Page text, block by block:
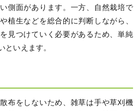
側面があります。一方、自然栽培で
植生などを総合的に判断しながら、
見つけていく必要があるため、単純
といえます。
布をしないため、雑草は手や草刈機